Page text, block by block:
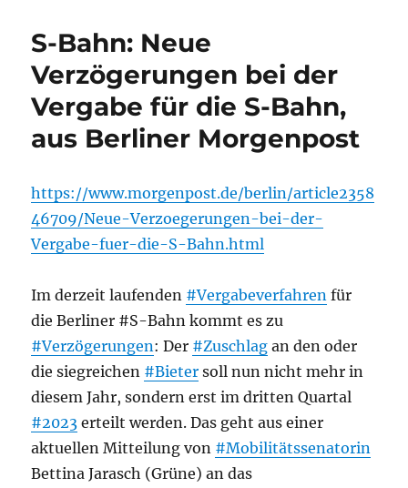
S-Bahn: Neue
Verzögerungen bei der
Vergabe für die S-Bahn,
aus Berliner Morgenpost
https://www.morgenpost.de/berlin/article2358
46709/Neue-Verzoegerungen-bei-der-
Vergabe-fuer-die-S-Bahn.html
Im derzeit laufenden #Vergabeverfahren für
die Berliner #S-Bahn kommt es zu
#Verzögerungen: Der #Zuschlag an den oder
die siegreichen #Bieter soll nun nicht mehr in
diesem Jahr, sondern erst im dritten Quartal
#2023 erteilt werden. Das geht aus einer
aktuellen Mitteilung von #Mobilitätssenatorin
Bettina Jarasch (Grüne) an das